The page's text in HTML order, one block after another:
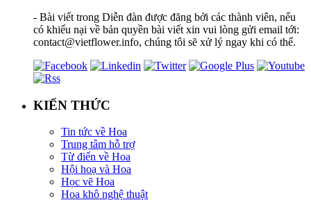
- Bài viết trong Diễn đàn được đăng bởi các thành viên, nếu
có khiếu nại về bản quyền bài viết xin vui lòng gửi email tới:
contact@vietflower.info, chúng tôi sẽ xử lý ngay khi có thể.
KIẾN THỨC
Tin tức về Hoa
Trung tâm hỗ trợ
Từ điển về Hoa
Hội hoạ và Hoa
Học vẽ Hoa
Hoa khô nghệ thuật